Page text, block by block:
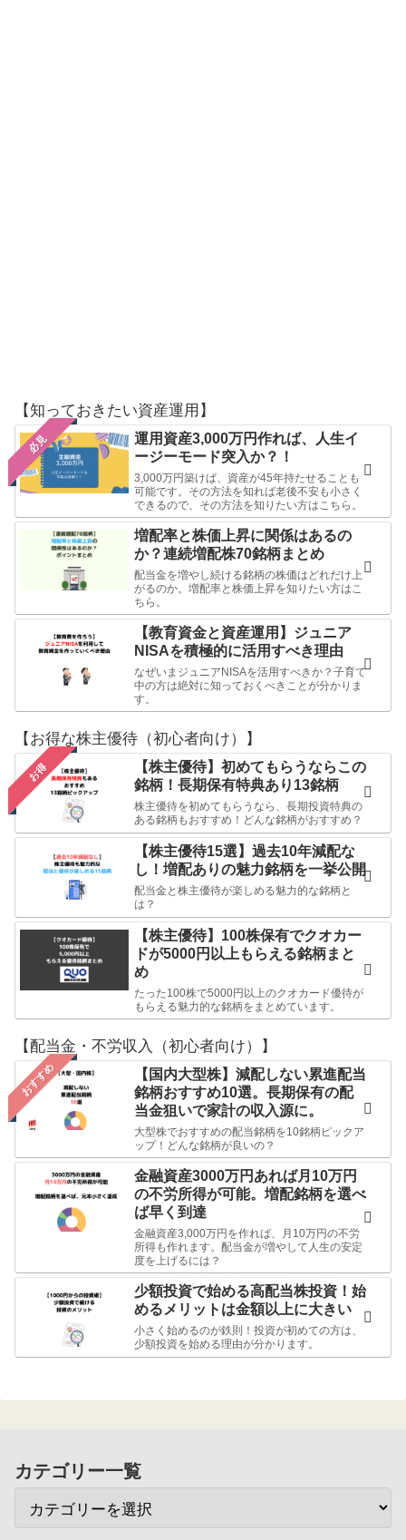
【知っておきたい資産運用】
必見
運用資産3,000万円作れば、人生イ
ージーモード突入か？！
3,000万円築けば、資産が45年持たせることも
可能です。その方法を知れば老後不安も小さく
できるので、その方法を知りたい方はこちら。
増配率と株価上昇に関係はあるの
か？連続増配株70銘柄まとめ
配当金を増やし続ける銘柄の株価はどれだけ上
がるのか。増配率と株価上昇を知りたい方はこ
ちら。
【教育資金と資産運用】ジュニア
NISAを積極的に活用すべき理由
なぜいまジュニアNISAを活用すべきか？子育て
中の方は絶対に知っておくべきことが分かりま
す。
【お得な株主優待（初心者向け）】
お得
【株主優待】初めてもらうならこの
銘柄！長期保有特典あり13銘柄
株主優待を初めてもらうなら、長期投資特典の
ある銘柄もおすすめ！どんな銘柄がおすすめ？
【株主優待15選】過去10年減配な
し！増配ありの魅力銘柄を一挙公開
配当金と株主優待が楽しめる魅力的な銘柄と
は？
【株主優待】100株保有でクオカー
ドが5000円以上もらえる銘柄まと
め
たった100株で5000円以上のクオカード優待が
もらえる魅力的な銘柄をまとめています。
【配当金・不労収入（初心者向け）】
おすすめ
【国内大型株】減配しない累進配当
銘柄おすすめ10選。長期保有の配
当金狙いで家計の収入源に。
大型株でおすすめの配当銘柄を10銘柄ピックア
ップ！どんな銘柄が良いの？
金融資産3000万円あれば月10万円
の不労所得が可能。増配銘柄を選べ
ば早く到達
金融資産3,000万円を作れば、月10万円の不労
所得も作れます。配当金が増やして人生の安定
度を上げるには？
少額投資で始める高配当株投資！始
めるメリットは金額以上に大きい
小さく始めるのが鉄則！投資が初めての方は、
少額投資を始める理由が分かります。
カテゴリー一覧